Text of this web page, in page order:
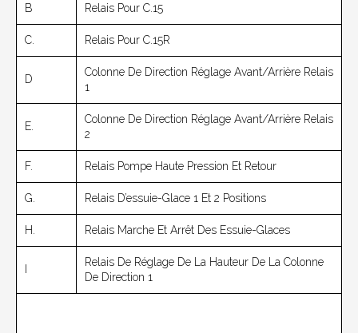
B Relais Pour C.15
C. Relais Pour C.15R
D
Colonne De Direction Réglage Avant/arrière Relais
1
E.
Colonne De Direction Réglage Avant/arrière Relais
2
F. Relais Pompe Haute Pression Et Retour
G. Relais D’essuie-Glace 1 Et 2 Positions
H. Relais Marche Et Arrêt Des Essuie-Glaces
Relais De Réglage De La Hauteur De La Colonne
De Direction 1